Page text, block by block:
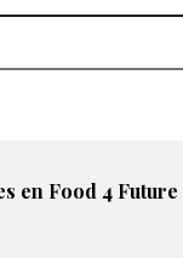
en Food 4